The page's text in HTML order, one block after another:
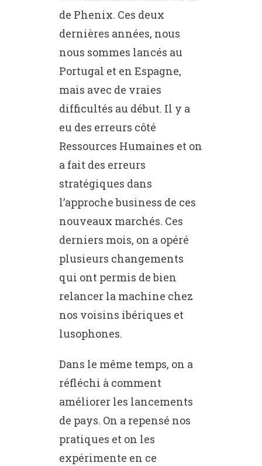
de Phenix. Ces deux
dernières années, nous
nous sommes lancés au
Portugal et en Espagne,
mais avec de vraies
difficultés au début. Il y a
eu des erreurs côté
Ressources Humaines et on
a fait des erreurs
stratégiques dans
l’approche business de ces
nouveaux marchés. Ces
derniers mois, on a opéré
plusieurs changements
qui ont permis de bien
relancer la machine chez
nos voisins ibériques et
lusophones.
Dans le même temps, on a
réfléchi à comment
améliorer les lancements
de pays. On a repensé nos
pratiques et on les
expérimente en ce